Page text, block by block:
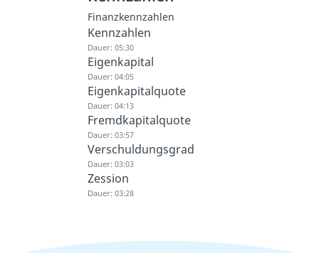
Finanzkennzahlen
Kennzahlen
Dauer: 05:30
Eigenkapital
Dauer: 04:05
Eigenkapitalquote
Dauer: 04:13
Fremdkapitalquote
Dauer: 03:57
Verschuldungsgrad
Dauer: 03:03
Zession
Dauer: 03:28